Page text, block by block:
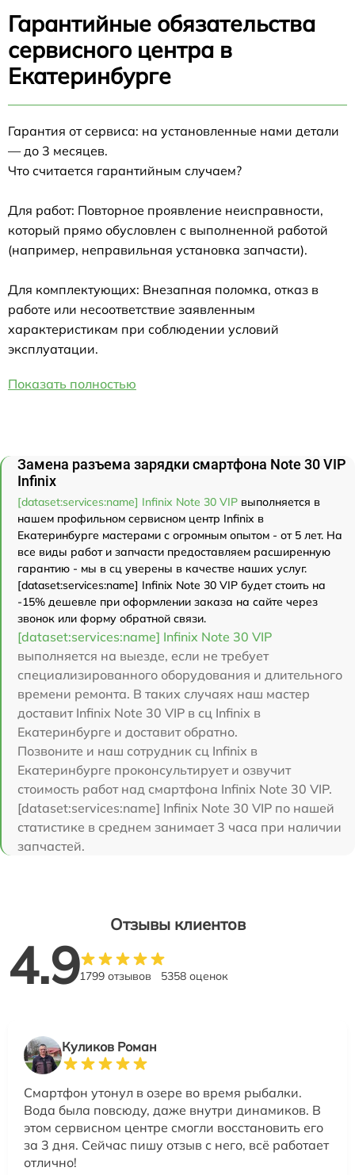
Гарантийные обязательства
сервисного центра в
Екатеринбурге
Гарантия от сервиса: на установленные нами детали
— до 3 месяцев.
Что считается гарантийным случаем?
Для работ: Повторное проявление неисправности,
который прямо обусловлен с выполненной работой
(например, неправильная установка запчасти).
Для комплектующих: Внезапная поломка, отказ в
работе или несоответствие заявленным
характеристикам при соблюдении условий
эксплуатации.
Показать полностью
Замена разъема зарядки смартфона Note 30 VIP
Infinix
[dataset:services:name] Infinix Note 30 VIP выполняется в
нашем профильном сервисном центр Infinix в
Екатеринбурге мастерами с огромным опытом - от 5 лет. На
все виды работ и запчасти предоставляем расширенную
гарантию - мы в сц уверены в качестве наших услуг.
[dataset:services:name] Infinix Note 30 VIP будет стоить на
-15% дешевле при оформлении заказа на сайте через
звонок или форму обратной связи.
[dataset:services:name] Infinix Note 30 VIP
выполняется на выезде, если не требует
специализированного оборудования и длительного
времени ремонта. В таких случаях наш мастер
доставит Infinix Note 30 VIP в сц Infinix в
Екатеринбурге и доставит обратно.
Позвоните и наш сотрудник сц Infinix в
Екатеринбурге проконсультирует и озвучит
стоимость работ над смартфона Infinix Note 30 VIP.
[dataset:services:name] Infinix Note 30 VIP по нашей
статистике в среднем занимает 3 часа при наличии
запчастей.
Отзывы клиентов
4.91799 отзывов 5358 оценок
Куликов Роман
Смартфон утонул в озере во время рыбалки.
Вода была повсюду, даже внутри динамиков. В
этом сервисном центре смогли восстановить его
за 3 дня. Сейчас пишу отзыв с него, всё работает
отлично!